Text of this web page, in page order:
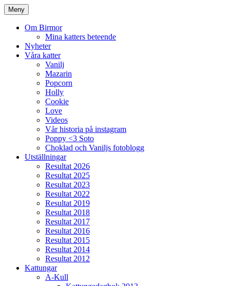
Meny
Om Birmor
Mina katters beteende
Nyheter
Våra katter
Vanilj
Mazarin
Popcorn
Holly
Cookie
Love
Videos
Vår historia på instagram
Poppy <3 Soto
Choklad och Vaniljs fotoblogg
Utställningar
Resultat 2026
Resultat 2025
Resultat 2023
Resultat 2022
Resultat 2019
Resultat 2018
Resultat 2017
Resultat 2016
Resultat 2015
Resultat 2014
Resultat 2012
Kattungar
A-Kull